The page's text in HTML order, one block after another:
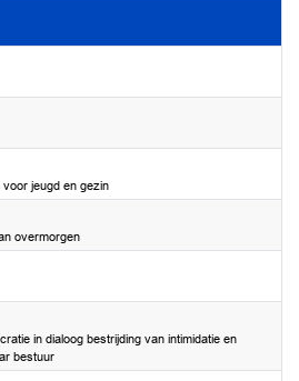
jeugd en gezin
overmorgen
in dialoog bestrijding van intimidatie en
bestuur